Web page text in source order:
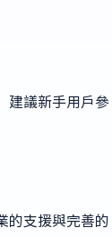
建議新手用戶參
的支援與完善的